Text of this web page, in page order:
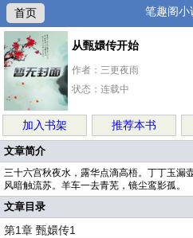
首页 笔趣阁小
从甄嬛传开始
作者：三更夜雨
状态：连载中
加入书架 推荐本书
文章简介
三十六宫秋夜水，露华点滴高梧。丁丁玉漏
风暗触流苏。羊车一去青芜，镜尘鸾影孤。
文章目录
第1章 甄嬛传1